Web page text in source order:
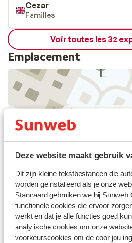
Deze website maakt gebruik
Dit zijn kleine tekstbestanden die
worden geïnstalleerd als je onze
Standaard gebruiken we bij Sunweb
functionele cookies die ervoor
werkt en dat je alle functies goed
analytische cookies om onze
voorkeurscookies om de door jou
Cezar
Familles
Voir toutes les 32
Emplacement
À proximité
Distance du centre-ville:
Distance jusqu'à l'arrêt de bus
Distance jusqu'aux pistes de
mètres
Distance jusqu'aux remontées
environ 200 mètres